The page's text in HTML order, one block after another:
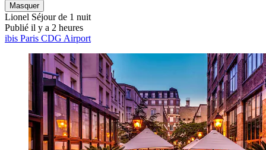
Masquer
Lionel Séjour de 1 nuit
Publié il y a 2 heures
ibis Paris CDG Airport